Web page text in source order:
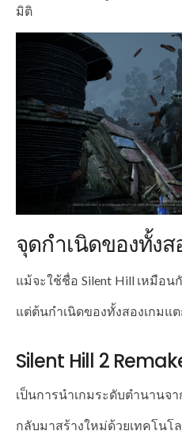
มิติ
จุดกำเนิดของทั้งส
แม้จะใช้ชื่อ Silent Hill เหมือน
แต่ต้นกำเนิดของทั้งสองเกมแ
Silent Hill 2
เป็นการนำเกมระดับตำนานจา
กลับมาสร้างใหม่ด้วยเทคโนโ